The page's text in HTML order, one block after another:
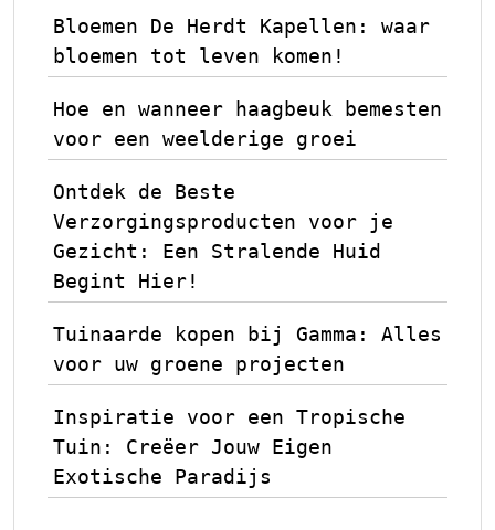
Bloemen De Herdt Kapellen: waar
bloemen tot leven komen!
Hoe en wanneer haagbeuk bemesten
voor een weelderige groei
Ontdek de Beste
Verzorgingsproducten voor je
Gezicht: Een Stralende Huid
Begint Hier!
Tuinaarde kopen bij Gamma: Alles
voor uw groene projecten
Inspiratie voor een Tropische
Tuin: Creëer Jouw Eigen
Exotische Paradijs